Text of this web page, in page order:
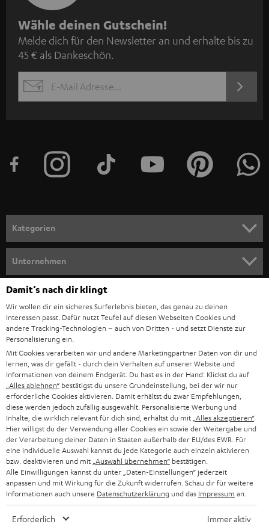
N
e
w
s
l
e
n
m
e
l
d
u
n
g
Wähle deinen Gutschein!
Melde dich für den Newsletter an und erhalte bis zu
45 € als Dankeschön.
EMAIL
JETZT
Kategorien
SOUNDBAR
HIFI-LAUTSPRECHER
SMART HOME
BLUETOOTH-LAUTSPRECHER
KOPFHÖRER
BLUETOOTH-KOPFHÖRER
STEREOANLAGEN
LAUTSPRECHER
ULTIMA-SERIE
Unternehmen
SUPPORT
KARRIERE
PRESSE & MARKETING
GESCHÄFTSKUNDEN
PARTNERPROGRAMM
BLOG
NEWSLETTER
STORES
DEINE VORTEILE BEI TEUFEL
Teufel Onlineshops
DEUTSCHLAND
ÖSTERREICH
SCHWEIZ
NIEDERLANDE
BELGIEN
FRANKREICH
POLEN
Damit‘s nach dir klingt
Wir wollen dir ein sicheres Surferlebnis bieten, das genau zu deinen
Interessen passt. Dafür nutzt Teufel auf diesen Webseiten Cookies und
andere Tracking-Technologien – auch von Dritten - und setzt Dienste zur
Personalisierung ein.
Mit Cookies verarbeiten wir und andere Marketingpartner Daten von dir und
lernen, was dir gefällt - durch dein Verhalten auf unserer Website und
Informationen von deinem Endgerät. Du hast es in der Hand: Klickst du auf
„Alles ablehnen“ bestätigst du unsere Grundeinstellung, bei der wir nur
erforderliche Cookies aktivieren. Damit erhältst du zwar Empfehlungen,
diese werden jedoch zufällig ausgewählt. Personalisierte Werbung und
Inhalte, die wirklich relevant für dich sind, erhältst du mit „Alles akzeptieren“.
Hier willigst du der Verwendung aller Cookies ein sowie der Weitergabe und
der Verarbeitung deiner Daten in Staaten außerhalb der EU/des EWR. Für
eine individuelle Auswahl kannst du jede Kategorie auch einzeln aktivieren
bzw. deaktivieren und mit „Auswahl übernehmen“ bestätigen.
Alle Einwilligungen kannst du unter „Daten-Einstellungen“ jederzeit
anpassen und mit Wirkung für die Zukunft widerrufen. Schau dir für weitere
Informationen auch unsere Datenschutzerklärung und das Impressum an.
Erforderlich Immer aktiv